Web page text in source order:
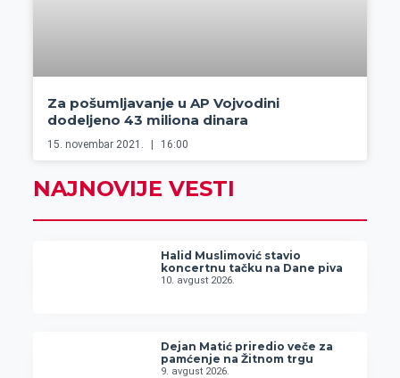
Za pošumljavanje u AP Vojvodini
dodeljeno 43 miliona dinara
15. novembar 2021. 16:00
NAJNOVIJE VESTI
Halid Muslimović stavio
koncertnu tačku na Dane piva
10. avgust 2026.
Dejan Matić priredio veče za
pamćenje na Žitnom trgu
9. avgust 2026.